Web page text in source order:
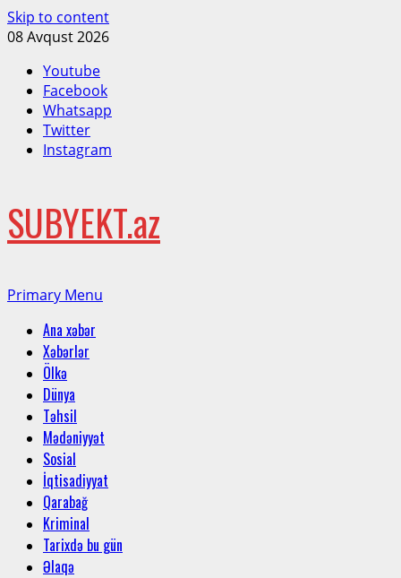
Skip to content
08 Avqust 2026
Youtube
Facebook
Whatsapp
Twitter
Instagram
SUBYEKT.az
Primary Menu
Ana xəbər
Xəbərlər
Ölkə
Dünya
Təhsil
Mədəniyyət
Sosial
İqtisadiyyat
Qarabağ
Kriminal
Tarixdə bu gün
Əlaqə